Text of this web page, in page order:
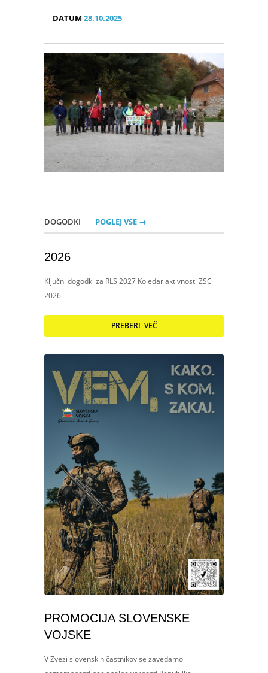
DATUM28.10.2025
DOGODKI POGLEJ VSE →
2026
Ključni dogodki za RLS 2027 Koledar aktivnosti ZSC
2026
PREBERI VEČ
PROMOCIJA SLOVENSKE
VOJSKE
V Zvezi slovenskih častnikov se zavedamo